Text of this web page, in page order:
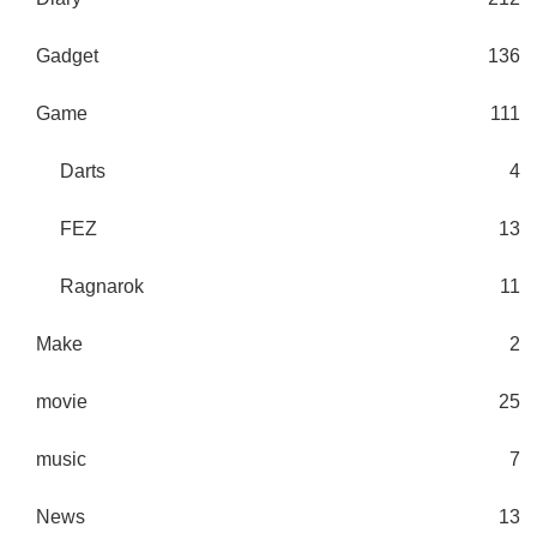
Gadget 136
Game 111
Darts 4
FEZ 13
Ragnarok 11
Make 2
movie 25
music 7
News 13